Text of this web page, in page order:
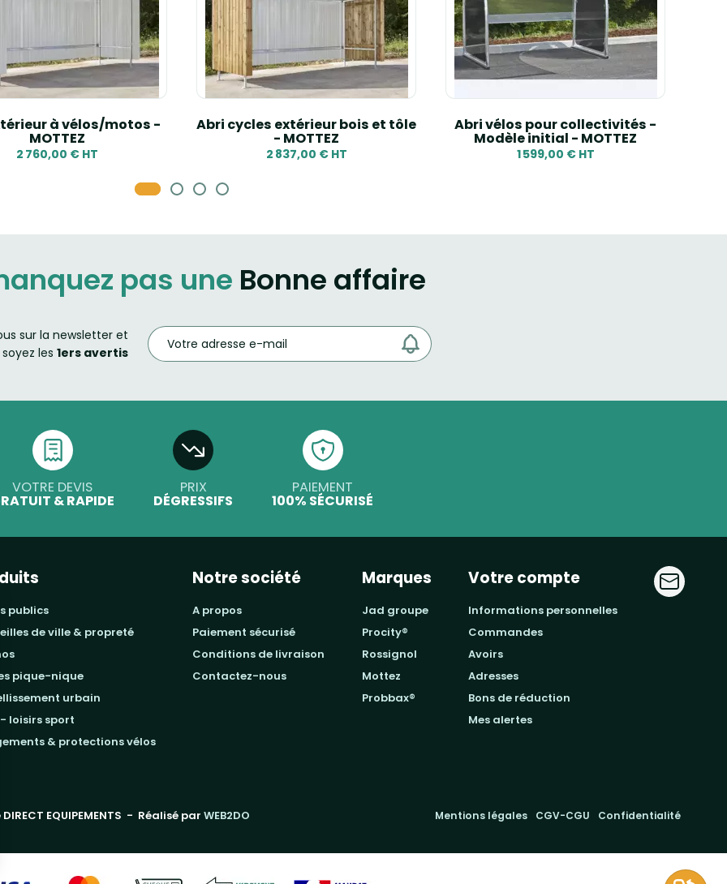
à vélos/motos -
MOTTEZ
2 760,00 € HT
Abri cycles extérieur bois et tôle
- MOTTEZ
2 837,00 € HT
Abri vélos pour collectivités -
Modèle initial - MOTTEZ
1 599,00 € HT
pas une Bonne affaire
sur la newsletter et
soyez les 1ers avertis
VOTRE DEVIS
& RAPIDE
PRIX
DÉGRESSIFS
PAIEMENT
100% SÉCURISÉ
publics
de ville & propreté
pique-nique
urbain
- loisirs sport
& protections vélos
Notre société
a propos
paiement sécurisé
conditions de livraison
contactez-nous
Marques
jad groupe
procity®
rossignol
mottez
probbax®
Votre compte
informations personnelles
commandes
avoirs
adresses
bons de réduction
mes alertes
EQUIPEMENTS - Réalisé par WEB2DO Mentions légales CGV-CGU Confidentialité